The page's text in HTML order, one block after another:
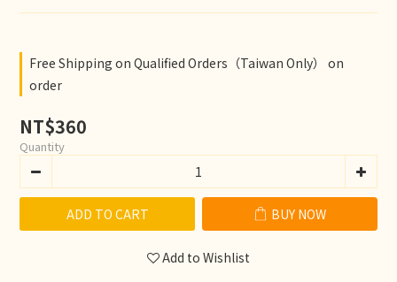
Free Shipping on Qualified Orders（Taiwan Only） on
order
NT$360
Quantity
ADD TO CART BUY NOW
Add to Wishlist